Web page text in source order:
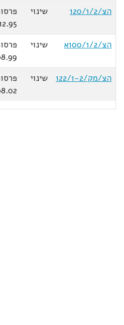
הצ/120/1/2
שינוי
הצ/100/1/2א
שינוי
הצ/מק/122/1-2
שינוי